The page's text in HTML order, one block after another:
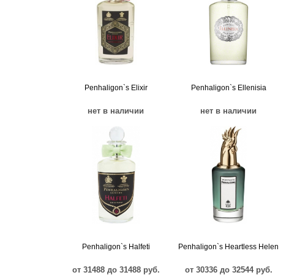
Penhaligon`s Elixir
нет в наличии
Penhaligon`s Ellenisia
нет в наличии
Penhaligon`s Halfeti
от 31488 до 31488 руб.
Penhaligon`s Heartless Helen
от 30336 до 32544 руб.